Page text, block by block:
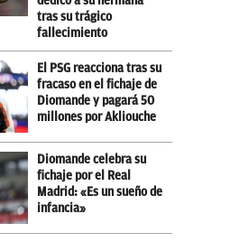
tras su trágico
fallecimiento
El PSG reacciona tras su
fracaso en el fichaje de
Diomande y pagará 50
millones por Akliouche
Diomande celebra su
fichaje por el Real
Madrid: «Es un sueño de
infancia»